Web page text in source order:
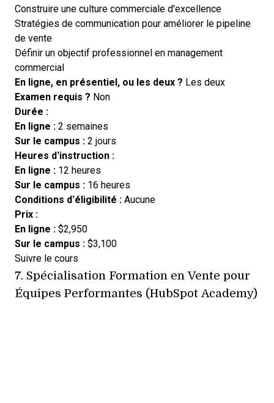
Construire une culture commerciale d'excellence
Stratégies de communication pour améliorer le pipeline
de vente
Définir un objectif professionnel en management
commercial
En ligne, en présentiel, ou les deux ? Les deux
Examen requis ? Non
Durée :
En ligne : 2 semaines
Sur le campus : 2 jours
Heures d’instruction :
En ligne : 12 heures
Sur le campus : 16 heures
Conditions d’éligibilité : Aucune
Prix :
En ligne : $2,950
Sur le campus : $3,100
Suivre le cours
7. Spécialisation Formation en Vente pour
Équipes Performantes (HubSpot Academy)